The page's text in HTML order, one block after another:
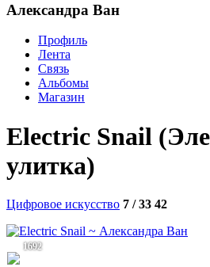
Александра Ван
Профиль
Лента
Связь
Альбомы
Магазин
Electric Snail
улитка)
Цифровое искусство 7 / 33 42
1692